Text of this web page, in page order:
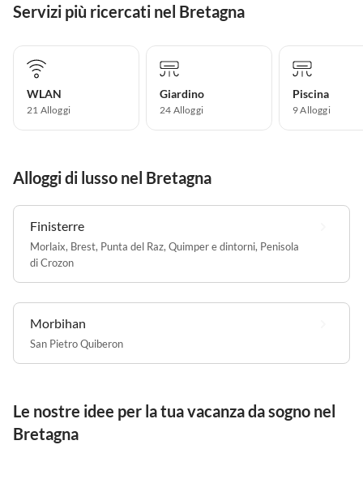
Servizi più ricercati nel Bretagna
WLAN
21 Alloggi
Giardino
24 Alloggi
Piscina
9 Alloggi
Alloggi di lusso nel Bretagna
Finisterre
Morlaix, Brest, Punta del Raz, Quimper e dintorni, Penisola
di Crozon
Morbihan
San Pietro Quiberon
Le nostre idee per la tua vacanza da sogno nel
Bretagna